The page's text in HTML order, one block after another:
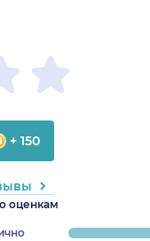
оценкам
progress:
+ 150